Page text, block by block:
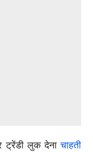
ट्रेंडी लुक देनाचाहती